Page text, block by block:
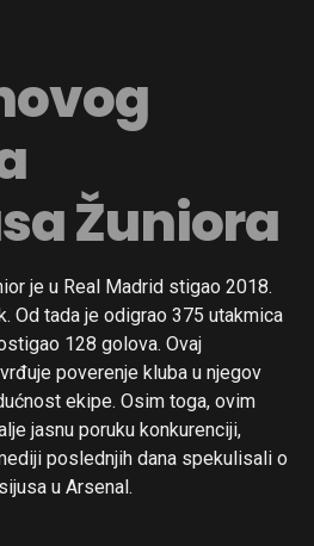
Žuniora
je u Real Madrid stigao 2018.
Od tada je odigrao 375 utakmica
128 golova. Ovaj
poverenje kluba u njegov
ekipe. Osim toga, ovim
jasnu poruku konkurenciji,
poslednjih dana spekulisali o
u Arsenal.